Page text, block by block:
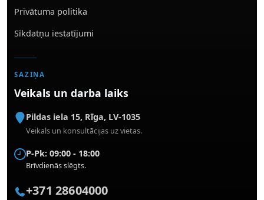
Privātuma politika
Sīkdatņu iestatījumi
SAZIŅA
Veikals un darba laiks
Pildas iela 15, Rīga, LV-1035
Veikals un konsultācijas uz vietas.
P-Pk: 09:00 - 18:00
Brīvdienās slēgts.
+371 28604000